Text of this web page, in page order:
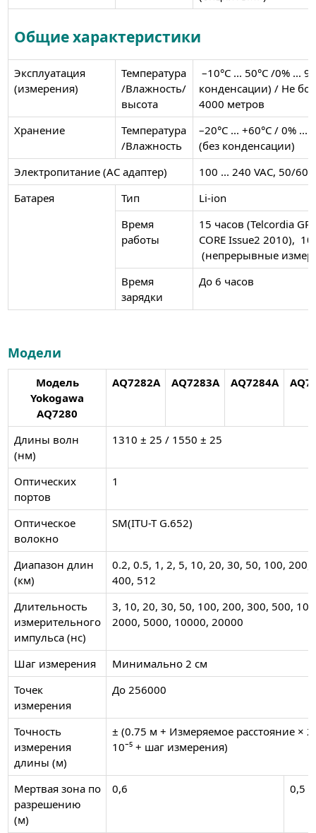
Общие характеристики
Эксплуатация
(измерения)
Температура
/Влажность/
высота
–10°C ... 50°C /0% ...
конденсации) / Не
4000 метров
Хранение
Температура
/Влажность
–20°C ... +60°C / 0% ...
(без конденсации)
Электропитание (АС адаптер)
100 ... 240 VAC, 50/60
Батарея
Тип
Li-ion
Время
работы
15 часов (Telcordia
CORE Issue2 2010), 10
(непрерывные
Время
зарядки
До 6 часов
Модели
Модель
Yokogawa
AQ7280
AQ7282A AQ7283A AQ7284A
Длины волн
(нм)
1310 ± 25 / 1550 ± 25
Оптических
портов
1
Оптическое
волокно
SM(ITU-T G.652)
Диапазон длин
(км)
0.2, 0.5, 1, 2, 5, 10, 20, 30, 50, 100, 200,
400, 512
Длительность
измерительного
импульса (нс)
3, 10, 20, 30, 50, 100, 200, 300, 500,
2000, 5000, 10000, 20000
Шаг измерения
Минимально 2 см
Точек
измерения
До 256000
Точность
измерения
длины (м)
± (0.75 м + Измеряемое расстояние × 2
10ˉ⁵ + шаг измерения)
Мертвая зона по
разрешению
(м)
0,6 0,5